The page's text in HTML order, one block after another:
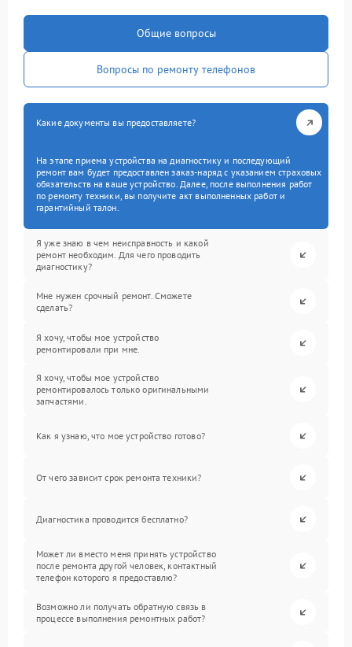
Общие вопросы
Вопросы по ремонту телефонов
Какие документы вы предоставляете?
На этапе приема устройства на диагностику и последующий
ремонт вам будет предоставлен заказ-наряд с указанием страховых
обязательств на ваше устройство. Далее, после выполнения работ
по ремонту техники, вы получите акт выполненных работ и
гарантийный талон.
Я уже знаю в чем неисправность и какой
ремонт необходим. Для чего проводить
диагностику?
Мне нужен срочный ремонт. Сможете
сделать?
Я хочу, чтобы мое устройство
ремонтировали при мне.
Я хочу, чтобы мое устройство
ремонтировалось только оригинальными
запчастями.
Как я узнаю, что мое устройство готово?
От чего зависит срок ремонта техники?
Диагностика проводится бесплатно?
Может ли вместо меня принять устройство
после ремонта другой человек, контактный
телефон которого я предоставлю?
Возможно ли получать обратную связь в
процессе выполнения ремонтных работ?